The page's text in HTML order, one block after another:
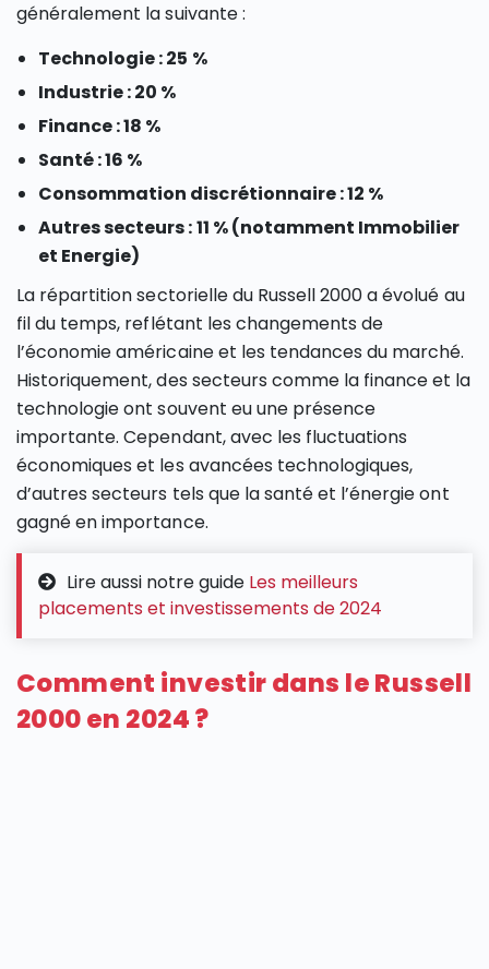
généralement la suivante :
Technologie : 25 %
Industrie : 20 %
Finance : 18 %
Santé : 16 %
Consommation discrétionnaire : 12 %
Autres secteurs : 11 % (notamment Immobilier
et Energie)
La répartition sectorielle du Russell 2000 a évolué au
fil du temps, reflétant les changements de
l’économie américaine et les tendances du marché.
Historiquement, des secteurs comme la finance et la
technologie ont souvent eu une présence
importante. Cependant, avec les fluctuations
économiques et les avancées technologiques,
d’autres secteurs tels que la santé et l’énergie ont
gagné en importance.
Lire aussi notre guide Les meilleurs
placements et investissements de 2024
Comment investir dans le Russell
2000 en 2024 ?